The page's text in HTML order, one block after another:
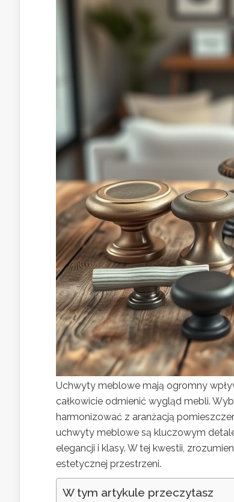
Uchwyty meblowe mają ogromny
całkowicie odmienić wygląd mebli.
harmonizować z aranżacją
uchwyty meblowe są kluczowym
elegancji i klasy. W tej kwestii,
estetycznej przestrzeni.
W tym artykule przeczytasz